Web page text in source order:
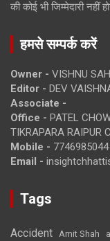
की कोई भी जिम्मेदारी नहीं
हमसे सम्पर्क करें
Owner - VISHNU
Editor - DEV
Associate -
Office - PATEL
TIKRAPARA RAIPUR
Mobile - 7746985044
Email -
Tags
Accident Amit Shah